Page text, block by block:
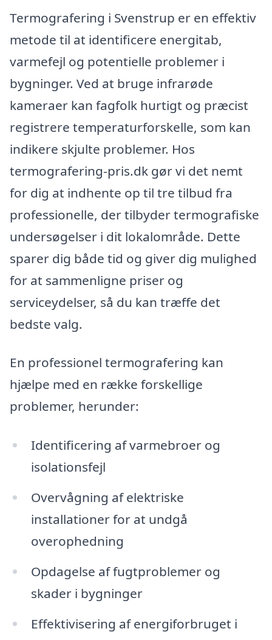
Termografering i Svenstrup er en effektiv
metode til at identificere energitab,
varmefejl og potentielle problemer i
bygninger. Ved at bruge infrarøde
kameraer kan fagfolk hurtigt og præcist
registrere temperaturforskelle, som kan
indikere skjulte problemer. Hos
termografering-pris.dk gør vi det nemt
for dig at indhente op til tre tilbud fra
professionelle, der tilbyder termografiske
undersøgelser i dit lokalområde. Dette
sparer dig både tid og giver dig mulighed
for at sammenligne priser og
serviceydelser, så du kan træffe det
bedste valg.
En professionel termografering kan
hjælpe med en række forskellige
problemer, herunder:
Identificering af varmebroer og
isolationsfejl
Overvågning af elektriske
installationer for at undgå
overophedning
Opdagelse af fugtproblemer og
skader i bygninger
Effektivisering af energiforbruget i